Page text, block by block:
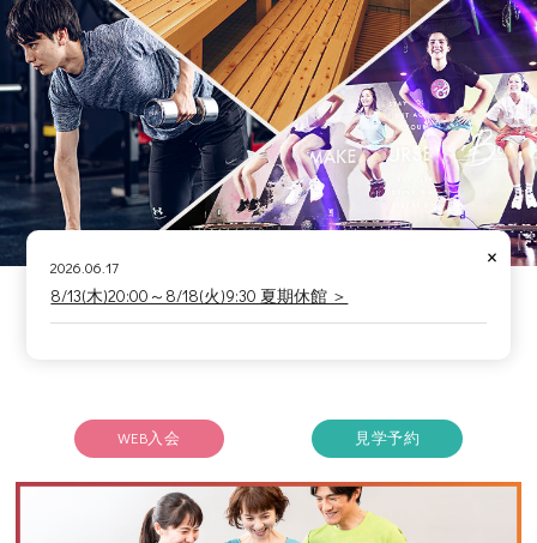
×
2026.06.17
8/13(木)20:00～8/18(火)9:30 夏期休館 ＞
WEB入会 見学予約